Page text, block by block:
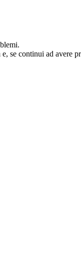
e, se continui ad avere